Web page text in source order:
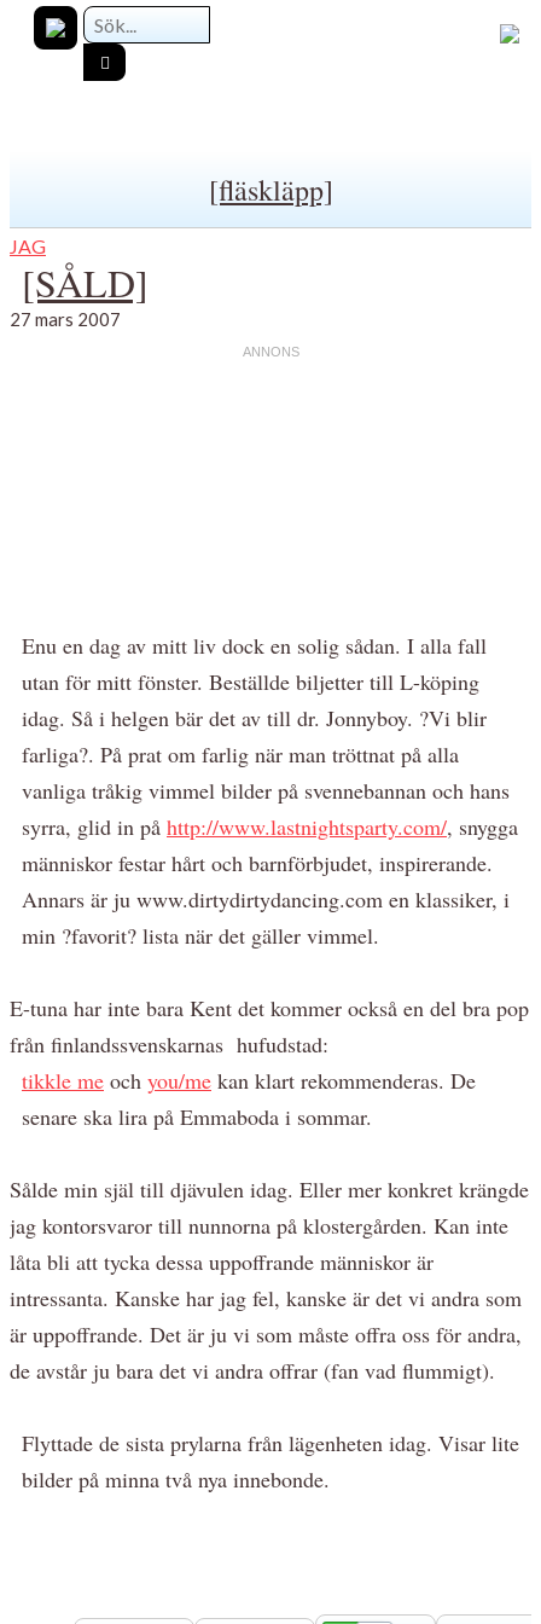
[fläskläpp]
JAG
[SÅLD]
27 mars 2007
Enu en dag av mitt liv dock en solig sådan. I alla fall
utan för mitt fönster. Beställde biljetter till L-köping
idag. Så i helgen bär det av till dr. Jonnyboy. ?Vi blir
farliga?. På prat om farlig när man tröttnat på alla
vanliga tråkig vimmel bilder på svennebannan och hans
syrra, glid in på http://www.lastnightsparty.com/, snygga
människor festar hårt och barnförbjudet, inspirerande.
Annars är ju www.dirtydirtydancing.com en klassiker, i
min ?favorit? lista när det gäller vimmel.
E-tuna har inte bara Kent det kommer också en del bra pop
från finlandssvenskarnas hufudstad:
tikkle me och you/me kan klart rekommenderas. De
senare ska lira på Emmaboda i sommar.
Sålde min själ till djävulen idag. Eller mer konkret krängde
jag kontorsvaror till nunnorna på klostergården. Kan inte
låta bli att tycka dessa uppoffrande människor är
intressanta. Kanske har jag fel, kanske är det vi andra som
är uppoffrande. Det är ju vi som måste offra oss för andra,
de avstår ju bara det vi andra offrar (fan vad flummigt).
Flyttade de sista prylarna från lägenheten idag. Visar lite
bilder på minna två nya innebonde.